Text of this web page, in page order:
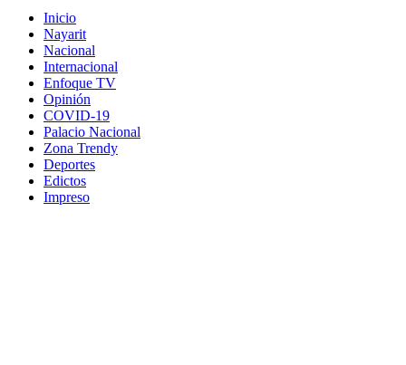
Inicio
Nayarit
Nacional
Internacional
Enfoque TV
Opinión
COVID-19
Palacio Nacional
Zona Trendy
Deportes
Edictos
Impreso